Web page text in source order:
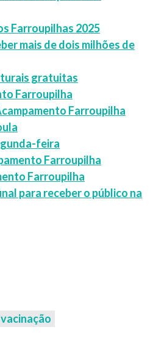
Farroupilhas 2025
mais de dois milhões de
gratuitas
Farroupilha
Farroupilha
feira
Farroupilha
Farroupilha
para receber o público na
vacinação